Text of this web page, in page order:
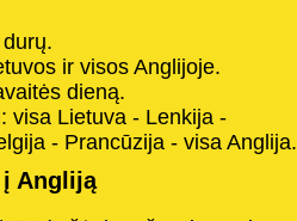
ir visos Anglijoje.
dieną.
visa Lietuva - Lenkija -
- Prancūzija - visa Anglija.
į Angliją